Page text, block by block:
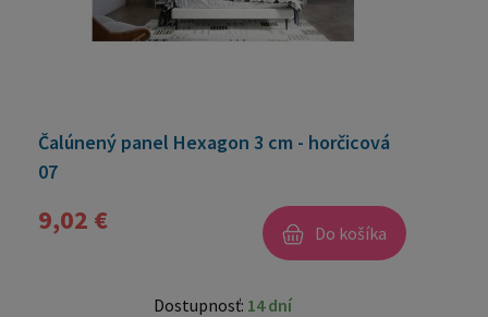
Čalúnený panel Hexagon 3 cm - horčicová
07
9,02 € Do košíka
Dostupnosť: 14 dní